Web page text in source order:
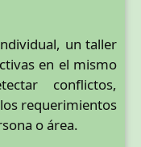
un taller
en el mismo
conflictos,
requerimientos
o área.